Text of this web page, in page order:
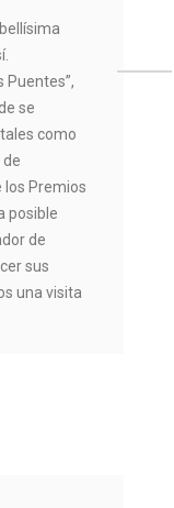
Puentes”,
se
como
de
los Premios
posible
de
sus
una visita